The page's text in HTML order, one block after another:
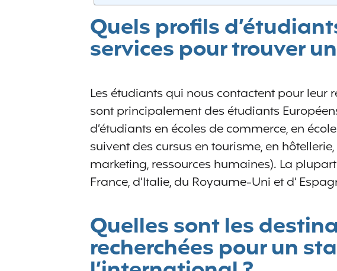
Quels profils
services pour trouver
Les étudiants qui nous contactent pour leur
sont principalement des étudiants
d’étudiants en écoles de commerce, en
suivent des cursus en tourisme, en
marketing, ressources humaines). La
France, d’Italie, du Royaume-Uni et d’
Quelles sont les
recherchées pour un